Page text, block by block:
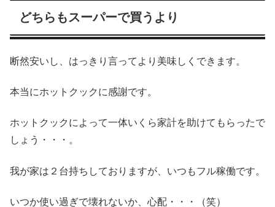
どちらもスーパーで買うより
断然安いし、はっきり言ってより美味しくできます。
本当にホットクックに感謝です。
ホットクックによって一体いくら家計を助けてもらったで
しょう・・・。
我が家は２台持ちしておりますが、いつもフル稼働です。
いつか使い過ぎで壊れないか、心配・・・（笑）